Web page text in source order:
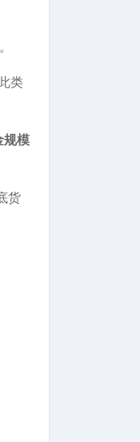
类
规模
货